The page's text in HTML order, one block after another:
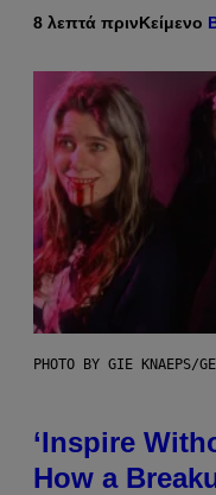
8 λεπτά πρινΚείμενο
PHOTO BY GIE KNAEPS/
‘Inspire
How a